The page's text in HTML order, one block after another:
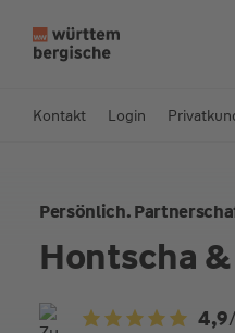
InKontakt Login
Persönlich.
Hontscha
4,9